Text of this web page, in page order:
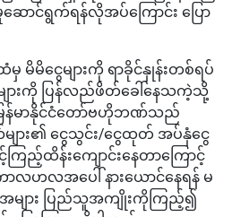
မှုဆောင်ရွက်ရန်လိုအပ်ကြောင်း ပြော
မိငွေများကို ရာခိုင်နှုန်းတစ်ရပ်
ျားကို ပြန်လည်ဖိတ်ခေါ်နေသကဲ့သို့
မြန်မာနိုင်ငံတော်ဗဟိုဘဏ်သည်
ျား၏ ငွေသွင်း/ငွေထုတ် အပ်နှံငွေ
ကြည့်ထိန်းကျောင်းနေတာကြောင့်
လဟလအပေါ် နားယောင်နေရန် မ
များ ပြည်သူအကျိုးကိုကြည့်၍